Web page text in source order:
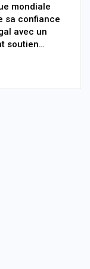
mondiale
sa confiance
avec un
soutien…